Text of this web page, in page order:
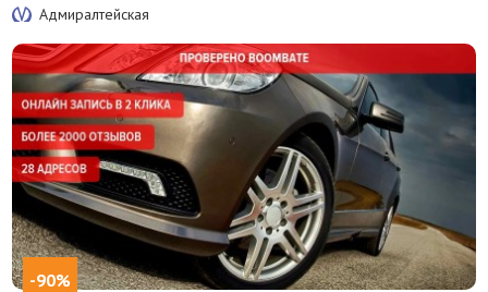
Адмиралтейская
-90%